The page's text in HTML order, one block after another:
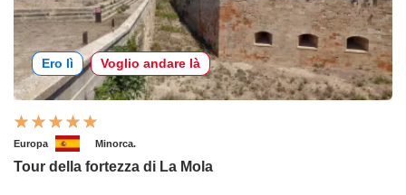
Ero lì Voglio andare là
Europa Minorca.
Tour della fortezza di La Mola